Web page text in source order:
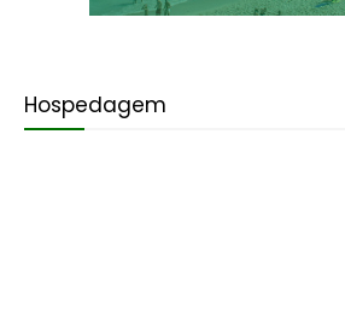
Hospedagem